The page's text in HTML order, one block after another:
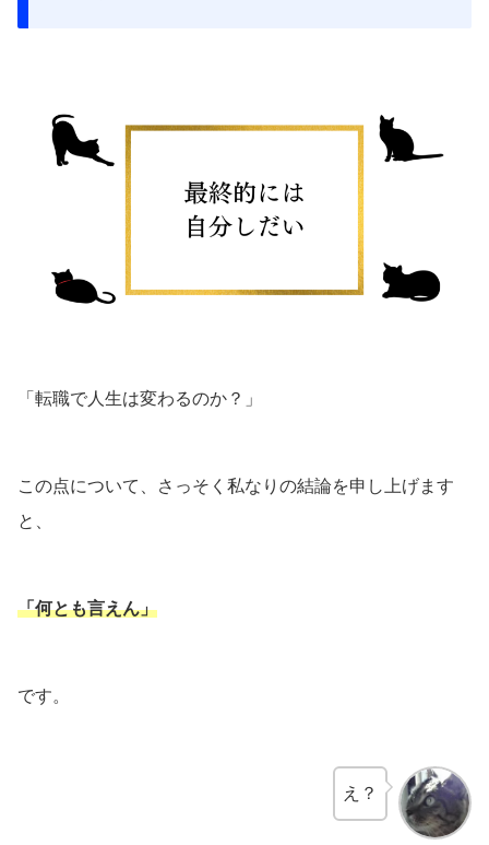
「転職で人生は変わるのか？」
この点について、さっそく私なりの結論を申し上げます
と、
「何とも言えん」
です。
え？